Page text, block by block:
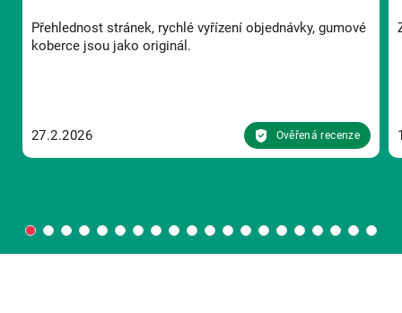
Přehlednost stránek, rychlé vyřízení objednávky, gumové
koberce jsou jako originál.
27.2.2026 Ověřená recenze